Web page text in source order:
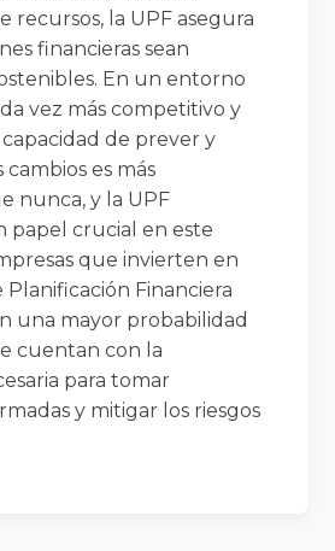
recursos, la UPF asegura
financieras sean
En un entorno
vez más competitivo y
de prever y
es más
nunca, y la UPF
papel crucial en este
que invierten en
Financiera
una mayor probabilidad
cuentan con la
para tomar
y mitigar los riesgos